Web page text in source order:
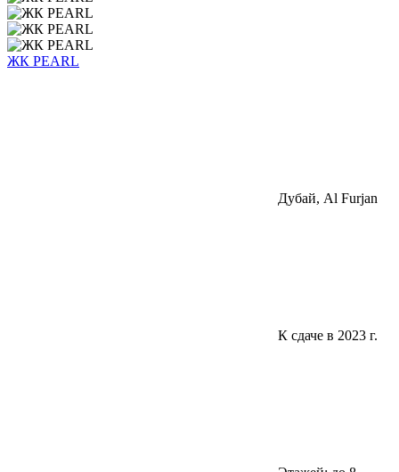
ЖК PEARL
Дубай, Al Furjan
К сдаче в 2023 г.